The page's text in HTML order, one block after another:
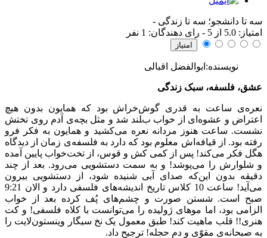
سه تا دانشجو؛ سه تا زندگی -
امتياز: 5.0 از 5 - رای دهندگان: 1 نفر
نویسنده:ابوالفضل اقبالی
عشق، فلسفه، سبک زندگی
نعره­‌ی ساعت به قدری گوش­‌خراش بود که همایون بدون هیچ
اعتراض و عشوه‌­ای از خواب بلند شد و مثل بچه‌­ی آدم روی تختش
نشست. ساعت هنوز مردانه نعره می­‌کشید و همایون به فکر فرو
رفته بود. از قیافه‌اش معلوم بود که دارد به فلسفه­‌ی زمان از دیدگاه
هگل فکر می­‌کند! پس از کمی کش و قوس، از تخت‌خواب پایین آمده
و شلوارش را می‌پوشد! و به سمت دستشویی می‌رود. بعد از چند
دقیقه بدون این‌که صدای آبی شنیده شود، از دستشویی بیرون
می‌‌آید! ساعت 10 کلاس تاریخ اندیشه‌­های فلسفی دارد و الان 9:21
صبح است. شستن صورت و چشم‌­های پُف کرده بعد از خواب
الزامی بود، اما موهای ژولیده را می‌­توانست با کلاه فلسفی! و کت
هنری!! قلب ماهیت کند! طبق معمول یک نخ سیگار وینستون‌لایت را
به صبحانه­‌ی مقوّی و دم حجله! ترجیح داد.